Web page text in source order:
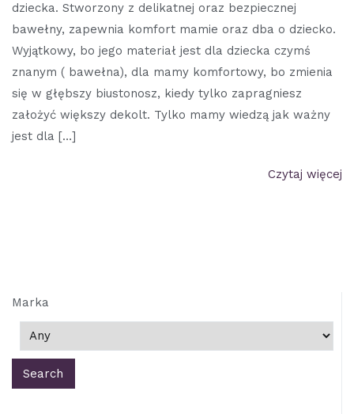
dziecka. Stworzony z delikatnej oraz bezpiecznej
bawełny, zapewnia komfort mamie oraz dba o dziecko.
Wyjątkowy, bo jego materiał jest dla dziecka czymś
znanym ( bawełna), dla mamy komfortowy, bo zmienia
się w głębszy biustonosz, kiedy tylko zapragniesz
założyć większy dekolt. Tylko mamy wiedzą jak ważny
jest dla […]
Czytaj więcej
Marka